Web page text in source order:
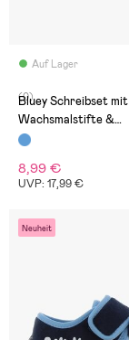
Auf Lager
(0)
Bluey Schreibset mit
Wachsmalstifte &
Federmäppchen
8,99 €
UVP: 17,99 €
Neuheit